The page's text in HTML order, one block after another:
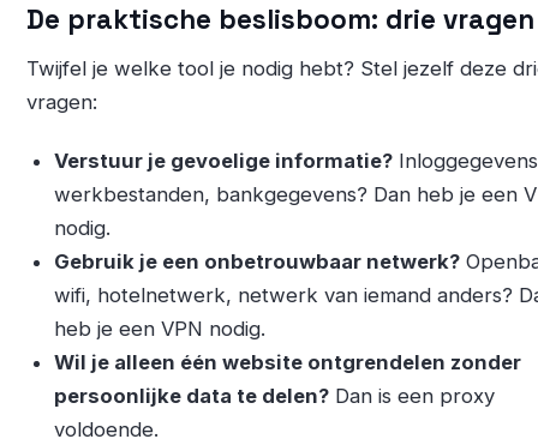
De praktische beslisboom: drie vragen
Twijfel je welke tool je nodig hebt? Stel jezelf deze
vragen:
Verstuur je gevoelige informatie?
werkbestanden, bankgegevens? Dan heb je een
nodig.
Gebruik je een onbetrouwbaar netwerk?
wifi, hotelnetwerk, netwerk van iemand anders?
heb je een VPN nodig.
Wil je alleen één website ontgrendelen zonder
persoonlijke data te delen? Dan is een proxy
voldoende.